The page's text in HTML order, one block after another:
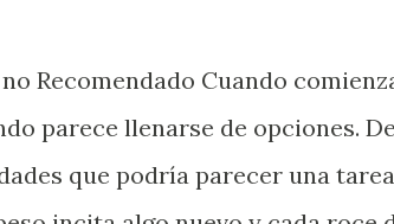
Recomendado Cuando
parece llenarse de opciones.
que podría parecer una